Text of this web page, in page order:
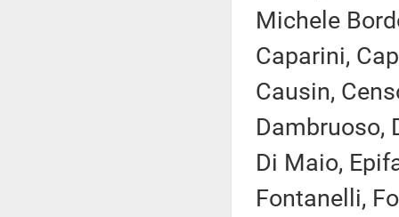
Michele
Caparini,
Causin,
Dambruoso,
Di Maio,
Fontanelli,